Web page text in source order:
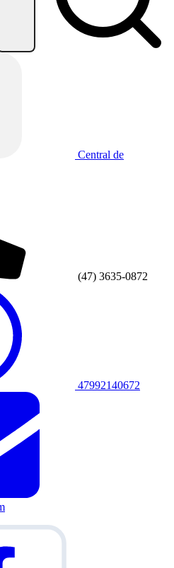
Central de
(47) 3635-0872
47992140672